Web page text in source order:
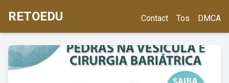
RETOEDU Contact Tos DMCA